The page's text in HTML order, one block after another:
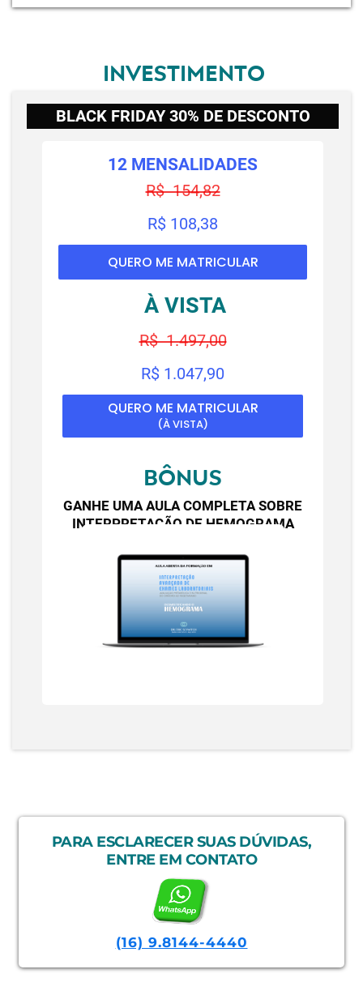
INVESTIMENTO
BLACK FRIDAY 30% DE DESCONTO
12 MENSALIDADES
R$ 154,82
R$ 108,38
QUERO ME MATRICULAR
À VISTA
R$ 1.497,00
R$ 1.047,90
QUERO ME MATRICULAR
(À VISTA)
BÔNUS
GANHE UMA AULA COMPLETA SOBRE
INTERPRETAÇÃO DE HEMOGRAMA
PARA ESCLARECER SUAS DÚVIDAS,
ENTRE EM CONTATO
(16) 9.8144-4440